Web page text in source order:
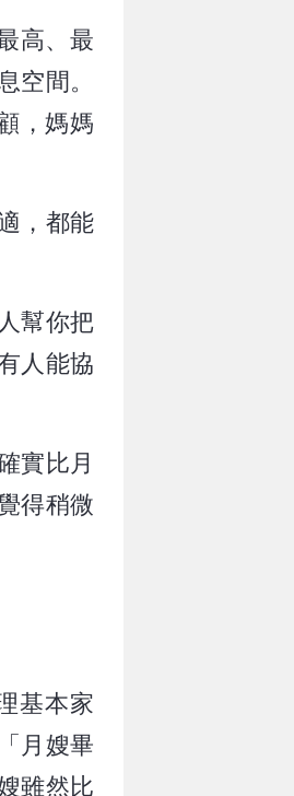
高、最
空間。
，媽媽
，都能
幫你把
人能協
實比月
得稍微
基本家
月嫂畢
雖然比